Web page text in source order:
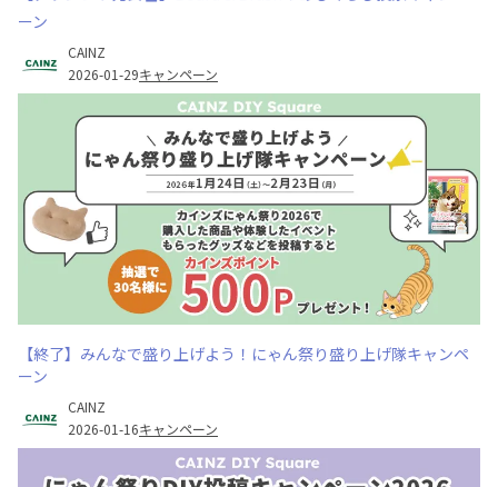
ーン
CAINZ
2026-01-29キャンペーン
【終了】みんなで盛り上げよう！にゃん祭り盛り上げ隊キャンペ
ーン
CAINZ
2026-01-16キャンペーン